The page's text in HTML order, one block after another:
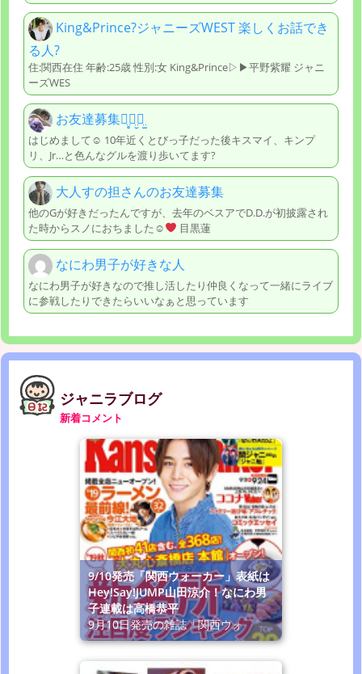
King&Prince?ジャニーズWEST 楽しくお話でき
る人?
住:関西在住 年齢:25歳 性別:女 King&Prince▷▶︎平野紫耀 ジャニ
ーズWES
お友達募集ꪔ̤̥ꪔ̤̮ꪔ̤̫
はじめまして☺︎ 10年近くとびっ子だった後キスマイ、キンプ
リ、Jr…と色んなグルを渡り歩いてます?
大人すの担さんのお友達募集
他のGが好きだったんですが、去年のベスアでD.D.が初披露され
た時からスノにおちました☺
目黒蓮
なにわ男子が好きな人
なにわ男子が好きなので推し活したり仲良くなって一緒にライブ
に参戦したりできたらいいなぁと思っています
ジャニラブログ
新着コメント
9/10発売「関西ウォーカー」表紙は
Hey!Say!JUMP山田涼介！なにわ男
子連載は高橋恭平
9月10日発売の雑誌「関西ウォ